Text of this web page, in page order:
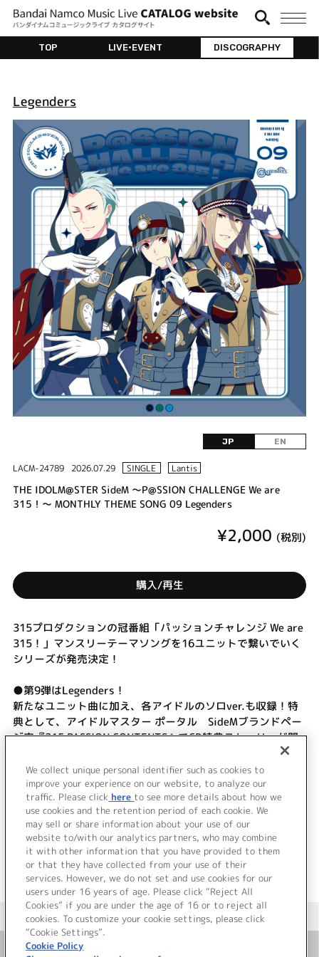
TOP LIVE•EVENT DISCOGRAPHY
Legenders
JP EN
LACM-24789 2026.07.29 SINGLE Lantis
THE IDOLM@STER SideM ～P@SSION CHALLENGE We are
315！～ MONTHLY THEME SONG 09 Legenders
¥2,000 (税別)
購入/再生
315プロダクションの冠番組「パッションチャレンジ We are
315！」マンスリーテーマソングを16ユニットで繋いでいく
シリーズが発売決定！
●第9弾はLegenders！
新たなユニット曲に加え、各アイドルのソロver.も収録！特
典として、アイドルマスター ポータル SideMブランドペー
ジ内『315 PASSION CONTENTS』でCD特典ストーリーが閲
覧できる、ストーリー解放用シリアルコードが記載されたチ
ラシを封入。さらに、初回生産分にはユニットメンバー全員
分の特製ブロマイドが付属！
＜ BACK
＜ カタログサイト トップページへ
We collect unique personal identifier such as cookies to
improve your experience on our website, to analyze our
traffic. Please click here to see more details about how we
use cookies and the retention period of each cookie. We
may sell or share information about your use of our
website to/with our analytics partners, who may combine
it with other information that you have provided to them
or that they have collected from your use of their
services. However, we do not set and use cookies for our
users under 16 years of age. Please click “Reject All
Cookies” if you are under the age of 16 or to reject all
cookies. To customize your cookie settings, please click
“Cookie Settings”.
Cookie Policy